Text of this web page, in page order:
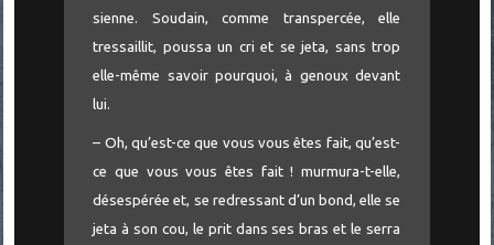
sienne. Soudain, comme transpercée, elle
tressaillit, poussa un cri et se jeta, sans trop
elle-même savoir pourquoi, à genoux devant
lui.
– Oh, qu’est-ce que vous vous êtes fait, qu’est-
ce que vous vous êtes fait ! murmura-t-elle,
désespérée et, se redressant d’un bond, elle se
jeta à son cou, le prit dans ses bras et le serra